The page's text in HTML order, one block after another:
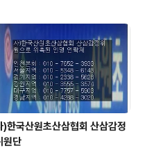
)한국산원초산삼협회 산삼감정
원단